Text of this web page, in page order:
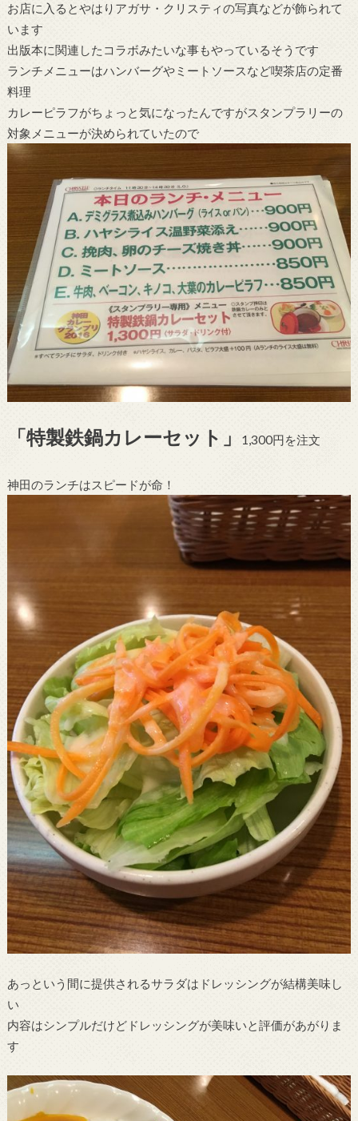
お店に入るとやはりアガサ・クリスティの写真などが飾られて
います
出版本に関連したコラボみたいな事もやっているそうです
ランチメニューはハンバーグやミートソースなど喫茶店の定番
料理
カレーピラフがちょっと気になったんですがスタンプラリーの
対象メニューが決められていたので
「特製鉄鍋カレーセット」 1,300円を注文
神田のランチはスピードが命！
あっという間に提供されるサラダはドレッシングが結構美味し
い
内容はシンプルだけどドレッシングが美味いと評価があがりま
す